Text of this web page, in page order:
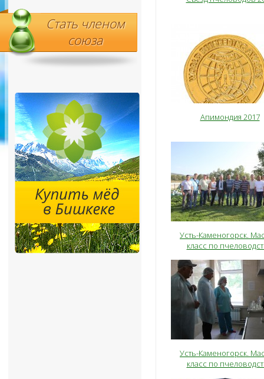
Стать членом
союза
Апимондия 2017
Усть-Каменогорск.
класс по
Усть-Каменогорск.
класс по